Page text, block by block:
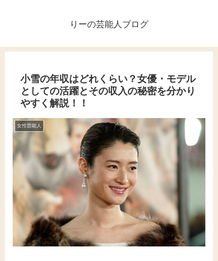
りーの芸能人ブログ
小雪の年収はどれくらい？女優・モデル
としての活躍とその収入の秘密を分かり
やすく解説！！
女性芸能人